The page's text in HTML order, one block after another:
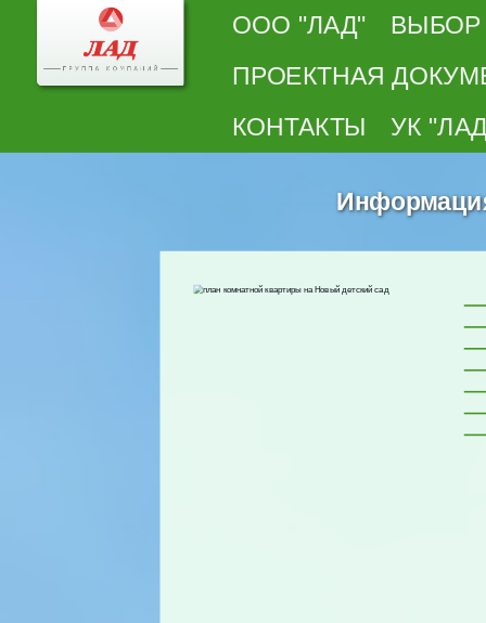
ООО "ЛАД" ВЫБОР
ПРОЕКТНАЯ
КОНТАКТЫ УК